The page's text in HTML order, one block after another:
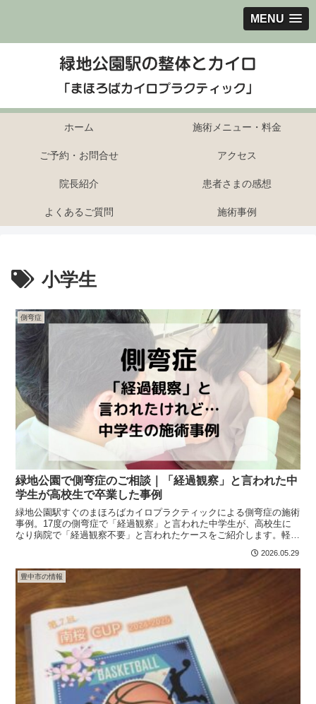
MENU
ホーム 施術メニュー・料金
ご予約・お問合せ アクセス
院長紹介 患者さまの感想
よくあるご質問 施術事例
小学生
側弯症
緑地公園で側弯症のご相談｜「経過観察」と言われた中
学生が高校生で卒業した事例
緑地公園駅すぐのまほろばカイロプラクティックによる側弯症の施術
事例。17度の側弯症で「経過観察」と言われた中学生が、高校生に
なり病院で「経過観察不要」と言われたケースをご紹介します。軽度
2026.05.29
豊中市の情報